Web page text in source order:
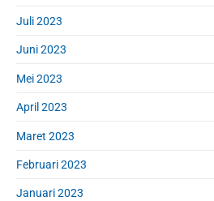
Juli 2023
Juni 2023
Mei 2023
April 2023
Maret 2023
Februari 2023
Januari 2023